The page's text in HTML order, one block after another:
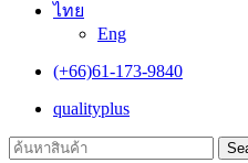
ไทย
Eng
(+66)61-173-9840
qualityplus